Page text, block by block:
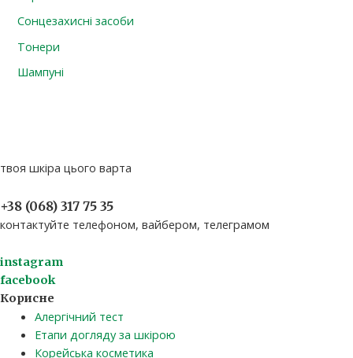
Сонцезахисні засоби
Тонери
Шампуні
твоя шкіра цього варта
+38 (068) 317 75 35​
контактуйте телефоном, вайбером, телеграмом
instagram
facebook
Корисне
Алергічний тест
Етапи догляду за шкірою
Корейська косметика